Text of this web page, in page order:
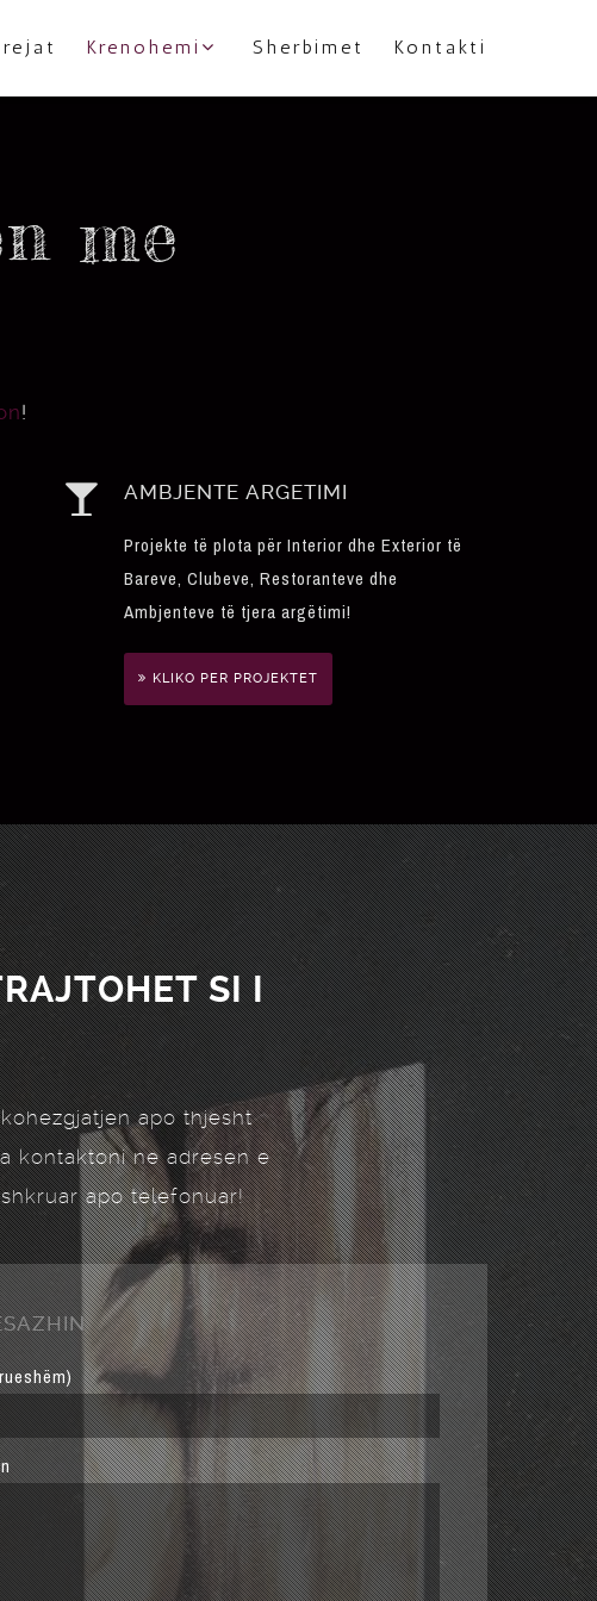
rejat Krenohemi Sherbimet Kontakti
me
!
AMBJENTE ARGETIMI
Projekte të plota për Interior dhe Exterior të
Bareve, Clubeve, Restoranteve dhe
Ambjenteve të tjera argëtimi!
KLIKO PER PROJEKTET
SI I
apo thjesht
kontaktoni ne adresen e
apo telefonuar!